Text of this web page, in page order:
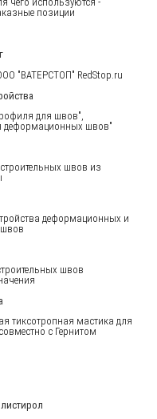
позиции
"ВАТЕРСТОП" RedStop.ru
для швов",
деформационных швов"
швов из
деформационных и
швов
швов
тиксотропная мастика для
с Гернитом